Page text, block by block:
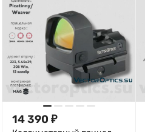
14 390 ₽